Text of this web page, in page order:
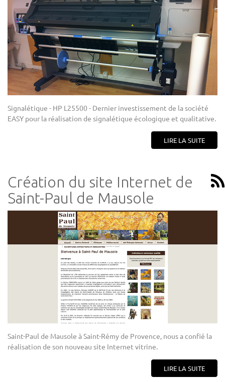
Signalétique - HP L25500 - Dernier investissement de la société
EASY pour la réalisation de signalétique écologique et qualitative.
LIRE LA SUITE
Création du site Internet de
Saint-Paul de Mausole
Saint-Paul de Mausole à Saint-Rémy de Provence, nous a confié la
réalisation de son nouveau site Internet vitrine.
LIRE LA SUITE